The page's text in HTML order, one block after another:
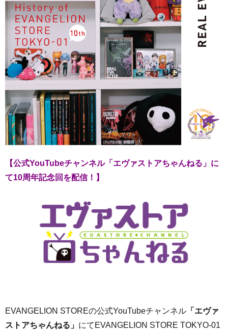
【公式YouTubeチャンネル「エヴァストアちゃんねる」に
て10周年記念回を配信！】
EVANGELION STOREの公式YouTubeチャンネル 「エヴァ
ストアちゃんねる」 にてEVANGELION STORE TOKYO-01